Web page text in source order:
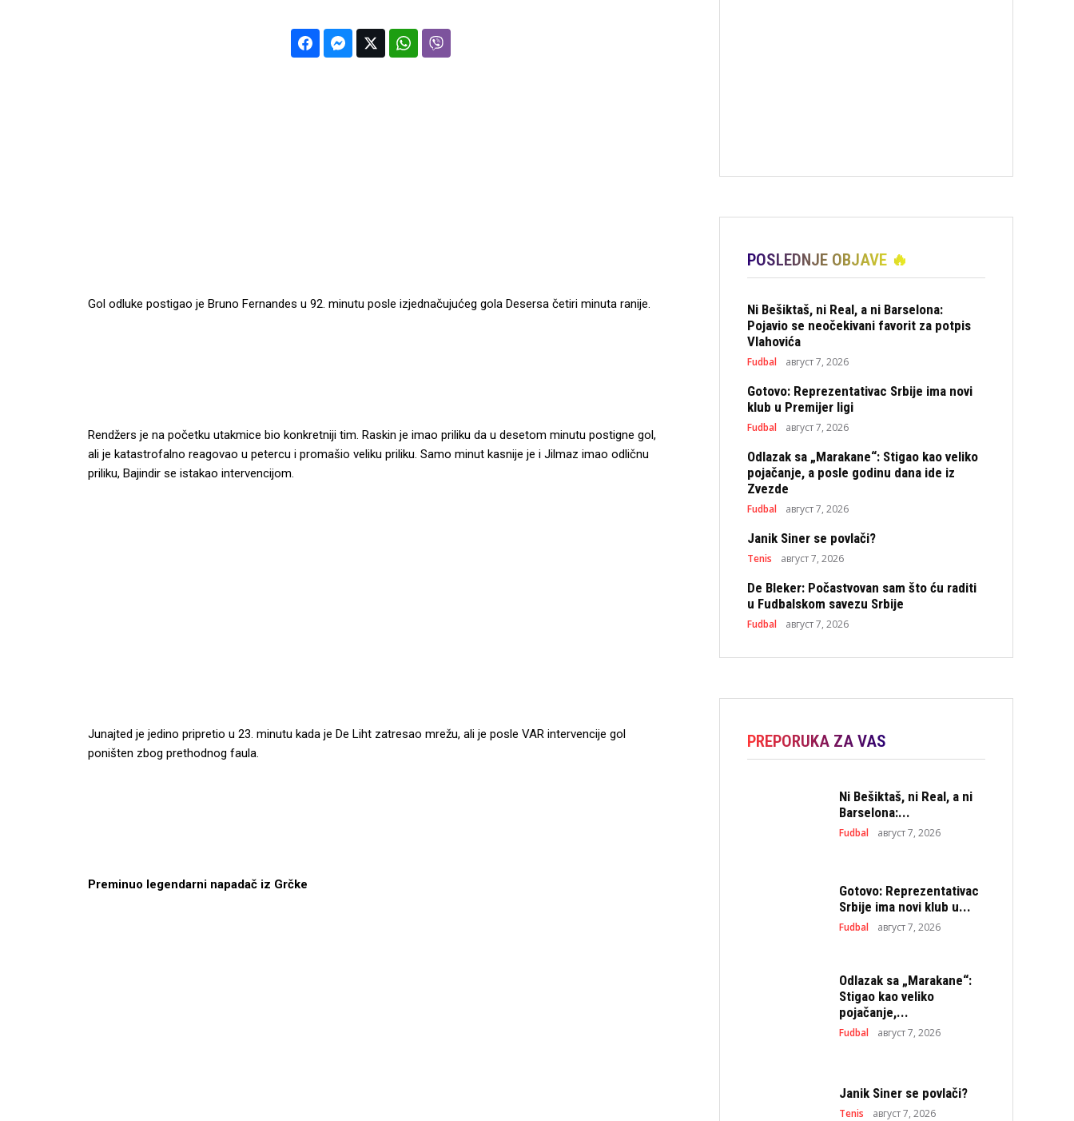
Gol odluke postigao je Bruno Fernandes u 92. minutu posle izjednačujućeg gola Desersa četiri minuta ranije.
Rendžers je na početku utakmice bio konkretniji tim. Raskin je imao priliku da u desetom minutu postigne gol,
ali je katastrofalno reagovao u petercu i promašio veliku priliku. Samo minut kasnije je i Jilmaz imao odličnu
priliku, Bajindir se istakao intervencijom.
Junajted je jedino pripretio u 23. minutu kada je De Liht zatresao mrežu, ali je posle VAR intervencije gol
poništen zbog prethodnog faula.
Preminuo legendarni napadač iz Grčke
POSLEDNJE OBJAVE 🔥
Ni Bešiktaš, ni Real, a ni Barselona:
Pojavio se neočekivani favorit za potpis
Vlahovića
Fudbal август 7, 2026
Gotovo: Reprezentativac Srbije ima novi
klub u Premijer ligi
Fudbal август 7, 2026
Odlazak sa „Marakane“: Stigao kao veliko
pojačanje, a posle godinu dana ide iz
Zvezde
Fudbal август 7, 2026
Janik Siner se povlači?
Tenis август 7, 2026
De Bleker: Počastvovan sam što ću raditi
u Fudbalskom savezu Srbije
Fudbal август 7, 2026
PREPORUKA ZA VAS
Ni Bešiktaš, ni Real, a ni
Barselona:...
Fudbal август 7, 2026
Gotovo: Reprezentativac
Srbije ima novi klub u...
Fudbal август 7, 2026
Odlazak sa „Marakane“:
Stigao kao veliko
pojačanje,...
Fudbal август 7, 2026
Janik Siner se povlači?
Tenis август 7, 2026